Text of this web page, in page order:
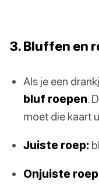
3. Bluffen en
Als je een
bluf roepen.
moet die kaart
Juiste roep:
Onjuiste